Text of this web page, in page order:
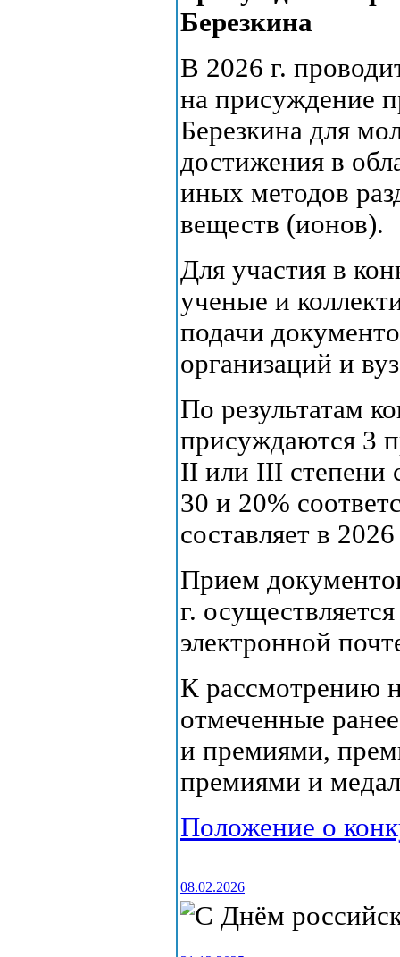
Березкина
В 2026 г.
на присуждение
Березкина для
достижения в
иных методов
веществ (ионов).
Для участия в
ученые и
подачи
организаций и
По результатам
присуждаются 3
II или III степени
30 и 20%
составляет в
Прием
г.
электронной
К рассмотрению
отмеченные
и премиями,
премиями и
Положение о
08.02.2026